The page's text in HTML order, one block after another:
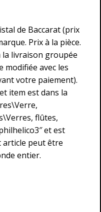
de Baccarat (prix
Prix à la pièce.
la livraison groupée
modifiée avec les
votre paiement).
item est dans la
flûtes,
et est
article peut être
entier.